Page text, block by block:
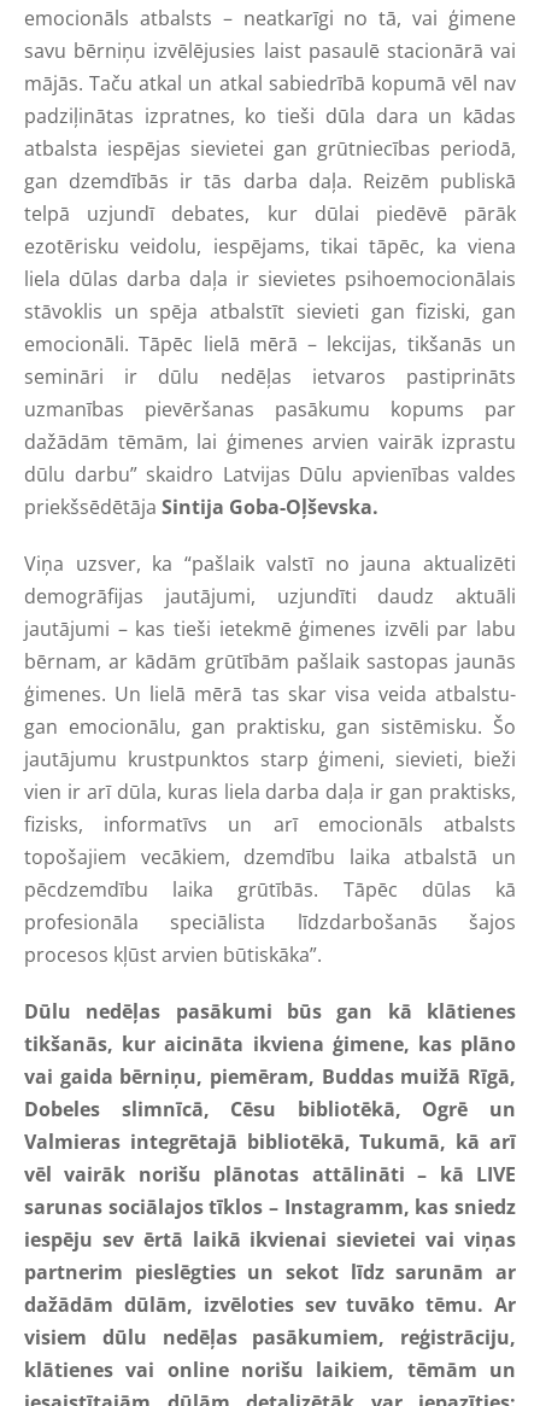
emocionāls atbalsts – neatkarīgi no tā, vai ģimene
savu bērniņu izvēlējusies laist pasaulē stacionārā vai
mājās. Taču atkal un atkal sabiedrībā kopumā vēl nav
padziļinātas izpratnes, ko tieši dūla dara un kādas
atbalsta iespējas sievietei gan grūtniecības periodā,
gan dzemdībās ir tās darba daļa. Reizēm publiskā
telpā uzjundī debates, kur dūlai piedēvē pārāk
ezotērisku veidolu, iespējams, tikai tāpēc, ka viena
liela dūlas darba daļa ir sievietes psihoemocionālais
stāvoklis un spēja atbalstīt sievieti gan fiziski, gan
emocionāli. Tāpēc lielā mērā – lekcijas, tikšanās un
semināri ir dūlu nedēļas ietvaros pastiprināts
uzmanības pievēršanas pasākumu kopums par
dažādām tēmām, lai ģimenes arvien vairāk izprastu
dūlu darbu” skaidro Latvijas Dūlu apvienības valdes
priekšsēdētāja Sintija Goba-Oļševska.
Viņa uzsver, ka “pašlaik valstī no jauna aktualizēti
demogrāfijas jautājumi, uzjundīti daudz aktuāli
jautājumi – kas tieši ietekmē ģimenes izvēli par labu
bērnam, ar kādām grūtībām pašlaik sastopas jaunās
ģimenes. Un lielā mērā tas skar visa veida atbalstu-
gan emocionālu, gan praktisku, gan sistēmisku. Šo
jautājumu krustpunktos starp ģimeni, sievieti, bieži
vien ir arī dūla, kuras liela darba daļa ir gan praktisks,
fizisks, informatīvs un arī emocionāls atbalsts
topošajiem vecākiem, dzemdību laika atbalstā un
pēcdzemdību laika grūtībās. Tāpēc dūlas kā
profesionāla speciālista līdzdarbošanās šajos
procesos kļūst arvien būtiskāka”.
Dūlu nedēļas pasākumi būs gan kā klātienes
tikšanās, kur aicināta ikviena ģimene, kas plāno
vai gaida bērniņu, piemēram, Buddas muižā Rīgā,
Dobeles slimnīcā, Cēsu bibliotēkā, Ogrē un
Valmieras integrētajā bibliotēkā, Tukumā, kā arī
vēl vairāk norišu plānotas attālināti – kā LIVE
sarunas sociālajos tīklos – Instagramm, kas sniedz
iespēju sev ērtā laikā ikvienai sievietei vai viņas
partnerim pieslēgties un sekot līdz sarunām ar
dažādām dūlām, izvēloties sev tuvāko tēmu. Ar
visiem dūlu nedēļas pasākumiem, reģistrāciju,
klātienes vai online norišu laikiem, tēmām un